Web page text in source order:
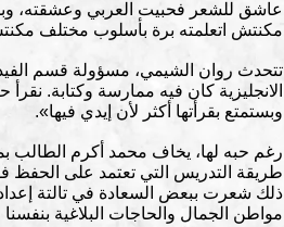
عاشق للشعر فحبيت العربي وعشقته،
مكنتش اتعلمته برة بأسلوب مختلف
تتحدث روان الشيمي، مسؤولة قسم
الانجليزية كان فيه ممارسة وكتابة.
وبستمتع بقرأتها أكثر لأن إيدي فيها».
رغم حبه لها، يخاف محمد أكرم الطالب
طريقة التدريس التي تعتمد على الحفظ
ذلك شعرت ببعض السعادة في تالتة
مواطن الجمال والحاجات البلاغية